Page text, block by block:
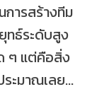
ารสร้างทีม
ทธ์ระดับสูง
ๆ แต่คือสิ่ง
ะมาณเลย...